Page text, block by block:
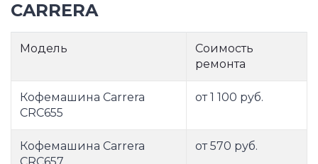
CARRERA
Модель
Соимость
ремонта
Кофемашина Carrera
CRC655
от 1 100 руб.
Кофемашина Carrera
от 570 руб.